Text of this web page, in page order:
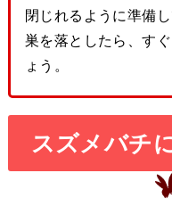
閉じれるように準備
巣を落としたら、す
ょう。
スズメバチ